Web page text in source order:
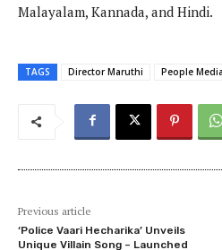
Malayalam, Kannada, and Hindi.
TAGS Director Maruthi People
Previous article
‘Police Vaari Hecharika’ Unveils
Unique Villain Song – Launched